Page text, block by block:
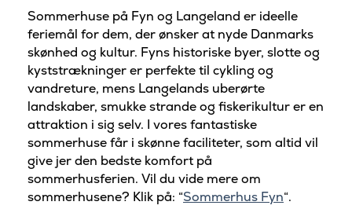
Sommerhuse på Fyn og Langeland er ideelle
feriemål for dem, der ønsker at nyde Danmarks
skønhed og kultur. Fyns historiske byer, slotte og
kyststrækninger er perfekte til cykling og
vandreture, mens Langelands uberørte
landskaber, smukke strande og fiskerikultur er en
attraktion i sig selv. I vores fantastiske
sommerhuse får i skønne faciliteter, som altid vil
give jer den bedste komfort på
sommerhusferien. Vil du vide mere om
sommerhusene? Klik på: “Sommerhus Fyn“.